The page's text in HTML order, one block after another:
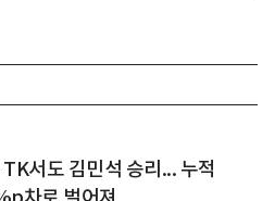
서도 김민석 승리... 누적